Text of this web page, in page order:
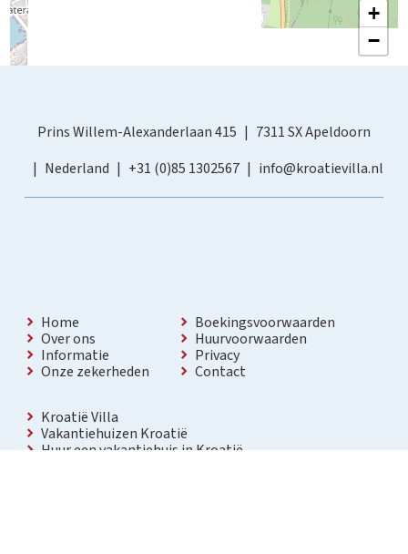
+
−
Prins Willem-Alexanderlaan 415
7311 SX Apeldoorn
Nederland
+31 (0)85 1302567 info@kroatievilla.nl
Home
Over ons
Informatie
Onze zekerheden
Boekingsvoorwaarden
Huurvoorwaarden
Privacy
Contact
Kroatië Villa
Vakantiehuizen Kroatië
Huur een vakantiehuis in Kroatië